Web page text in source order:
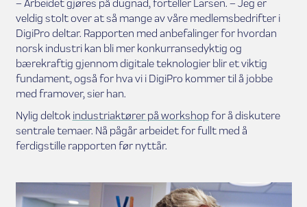
– Arbeidet gjøres på dugnad, forteller Larsen. – Jeg er
veldig stolt over at så mange av våre medlemsbedrifter i
DigiPro deltar. Rapporten med anbefalinger for hvordan
norsk industri kan bli mer konkurransedyktig og
bærekraftig gjennom digitale teknologier blir et viktig
fundament, også for hva vi i DigiPro kommer til å jobbe
med framover, sier han.
Nylig deltok industriaktører på workshopfor å diskutere
sentrale temaer. Nå pågår arbeidet for fullt med å
ferdigstille rapporten før nyttår.